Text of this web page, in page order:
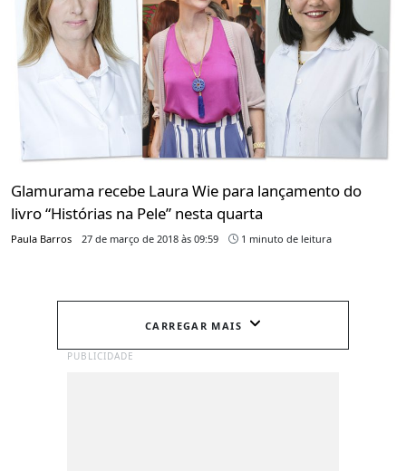
Glamurama recebe Laura Wie para lançamento do
livro “Histórias na Pele” nesta quarta
Paula Barros 27 de março de 2018 às 09:59 1 minuto de leitura
CARREGAR MAIS
PUBLICIDADE